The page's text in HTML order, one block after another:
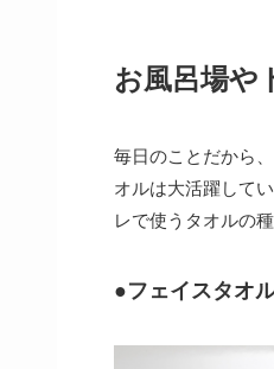
お風呂場や
毎日のことだから
オルは大活躍して
レで使うタオルの
●フェイスタオ